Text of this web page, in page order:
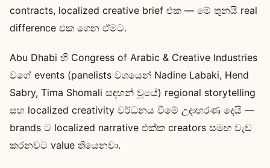
contracts, localized creative brief එක — මේ තුනයි real
difference එක ගෙන ඒමට.
Abu Dhabi හි Congress of Arabic & Creative Industries
වගේ events (panelists වශයෙන් Nadine Labaki, Hend
Sabry, Tima Shomali සඳහන් වූයේ) regional storytelling
සහ localized creativity වර්ධනය වීමේ උදාහරණ දෙයි —
brands ට localized narrative එක්ක creators සමඟ වැඩ
කරනවට value තියෙනවා.